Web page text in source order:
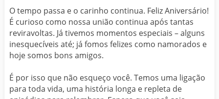
O tempo passa e o carinho continua. Feliz Aniversário!
É curioso como nossa união continua após tantas
reviravoltas. Já tivemos momentos especiais – alguns
inesquecíveis até; já fomos felizes como namorados e
hoje somos bons amigos.
É por isso que não esqueço você. Temos uma ligação
para toda vida, uma história longa e repleta de